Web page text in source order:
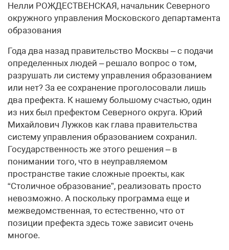
Нелли РОЖДЕСТВЕНСКАЯ, начальник Северного
окружного управления Московского департамента
образования
Года два назад правительство Москвы – с подачи
определенных людей – решало вопрос о том,
разрушать ли систему управления образованием
или нет? За ее сохранение проголосовали лишь
два префекта. К нашему большому счастью, один
из них был префектом Северного округа. Юрий
Михайлович Лужков как глава правительства
систему управления образованием сохранил.
Государственность же этого решения – в
понимании того, что в неуправляемом
пространстве такие сложные проекты, как
“Столичное образование”, реализовать просто
невозможно. А поскольку программа еще и
межведомственная, то естественно, что от
позиции префекта здесь тоже зависит очень
многое.